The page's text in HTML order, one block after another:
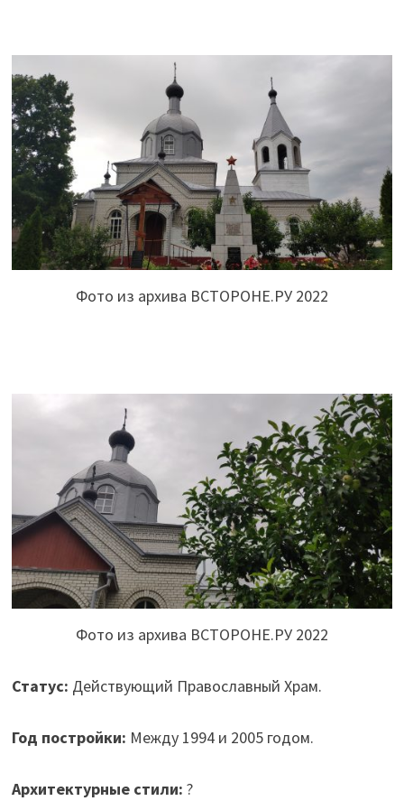
Фото из архива ВСТОРОНЕ.РУ 2022
Фото из архива ВСТОРОНЕ.РУ 2022
Статус: Действующий Православный Храм.
Год постройки: Между 1994 и 2005 годом.
Архитектурные стили: ?